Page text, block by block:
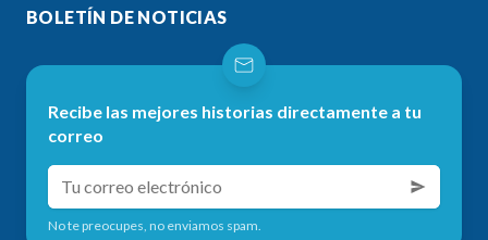
BOLETÍN DE NOTICIAS
Recibe las mejores historias directamente a tu
correo
No te preocupes, no enviamos spam.